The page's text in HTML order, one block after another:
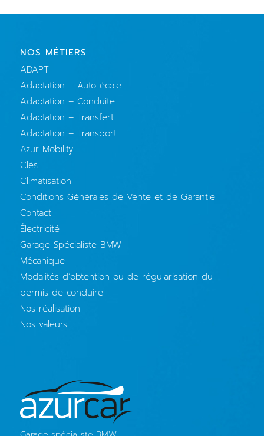
NOS MÉTIERS
ADAPT
Adaptation – Auto école
Adaptation – Conduite
Adaptation – Transfert
Adaptation – Transport
Azur Mobility
Clés
Climatisation
Conditions Générales de Vente et de Garantie
Contact
Électricité
Garage Spécialiste BMW
Mécanique
Modalités d’obtention ou de régularisation du
permis de conduire
Nos réalisation
Nos valeurs